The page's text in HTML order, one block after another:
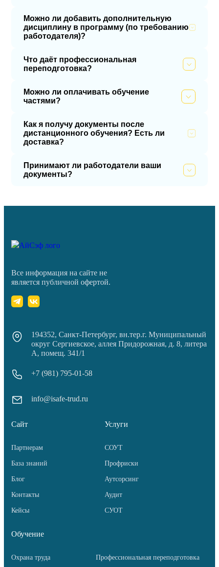
Можно ли добавить дополнительную
дисциплину в программу (по требованию
работодателя)?
Что даёт профессиональная
переподготовка?
Можно ли оплачивать обучение
частями?
Как я получу документы после
дистанционного обучения? Есть ли
доставка?
Принимают ли работодатели ваши
документы?
Все информация на сайте не
является публичной офертой.
194352, Санкт-Петербург, вн.тер.г. Муниципальный
округ Сергиевское, аллея Придорожная, д. 8, литера
А, помещ. 341/1
+7 (981) 795-01-58
info@isafe-trud.ru
Сайт
Партнерам
База знаний
Блог
Контакты
Кейсы
Услуги
СОУТ
Профриски
Аутсорсинг
Аудит
СУОТ
Обучение
Охрана труда Профессиональная переподготовка